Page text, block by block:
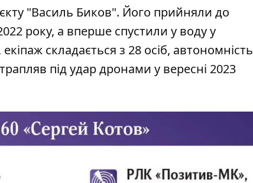
"Василь Биков". Його прийняли до
року, а вперше спустили у воду у
складається з 28 осіб, автономність
під удар дронами у вересні 2023